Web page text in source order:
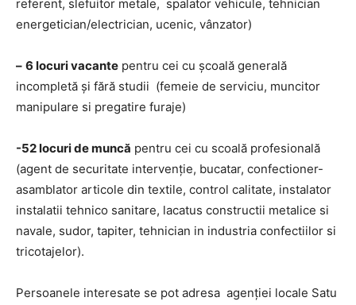
referent, slefuitor metale, spalator vehicule, tehnician
energetician/electrician, ucenic, vânzator)
– 6 locuri vacante pentru cei cu școală generală
incompletă și fără studii (femeie de serviciu, muncitor
manipulare si pregatire furaje)
-52 locuri de muncă pentru cei cu scoală profesională
(agent de securitate intervenție, bucatar, confectioner-
asamblator articole din textile, control calitate, instalator
instalatii tehnico sanitare, lacatus constructii metalice si
navale, sudor, tapiter, tehnician in industria confectiilor si
tricotajelor).
Persoanele interesate se pot adresa agenției locale Satu